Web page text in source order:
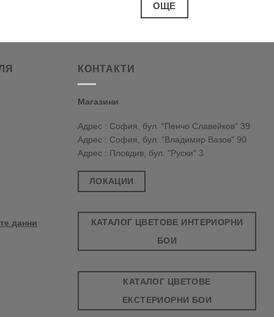
ОЩЕ
данни
КОНТАКТИ
Магазини
Адрес : София, бул. “Пенчо Славейков” 39
Адрес : София, бул. “Владимир Вазов” 90
Адрес : Пловдив, бул. "Руски" 3
ЛОКАЦИИ
КАТАЛОГ ЦВЕТОВЕ ИНТЕРИОРНИ
БОИ
КАТАЛОГ ЦВЕТОВЕ
ЕКСТЕРИОРНИ БОИ